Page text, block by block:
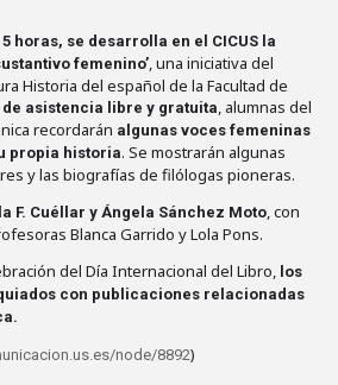
horas, se desarrolla en el CICUS la
femenino’, una iniciativa del
Historia del español de la Facultad de
de asistencia libre y gratuita, alumnas del
recordarán algunas voces femeninas
propia historia. Se mostrarán algunas
y las biografías de filólogas pioneras.
F. Cuéllar y Ángela Sánchez Moto, con
Blanca Garrido y Lola Pons.
del Día Internacional del Libro, los
con publicaciones relacionadas
node/8892)